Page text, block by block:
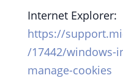
Internet Explorer:
https://
/17442/windows-
manage-cookies